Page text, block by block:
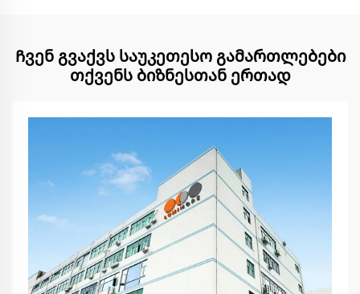
Ჩვენ გვაქვს საუკეთესო გამართლებები
თქვენს ბიზნესთან ერთად